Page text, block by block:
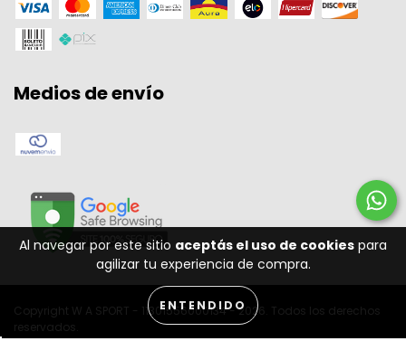
Al navegar por este sitio aceptás el uso de cookies para
agilizar tu experiencia de compra.
ENTENDIDO
Medios de envío
Copyright W A SPORT - 11301556000134 - 2026. Todos los derechos
reservados.